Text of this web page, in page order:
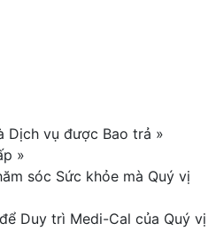
Dịch vụ được Bao trả »
»
sóc Sức khỏe mà Quý vị
Duy trì Medi-Cal của Quý vị